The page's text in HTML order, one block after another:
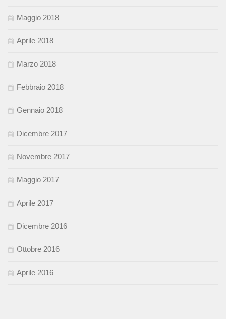
Maggio 2018
Aprile 2018
Marzo 2018
Febbraio 2018
Gennaio 2018
Dicembre 2017
Novembre 2017
Maggio 2017
Aprile 2017
Dicembre 2016
Ottobre 2016
Aprile 2016